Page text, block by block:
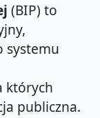
(BIP) to
systemu
których
publiczna.